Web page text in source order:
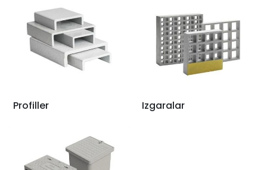
Profiller Izgaralar